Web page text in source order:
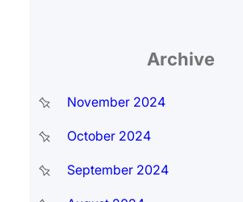
Archive
November 2024
October 2024
September 2024